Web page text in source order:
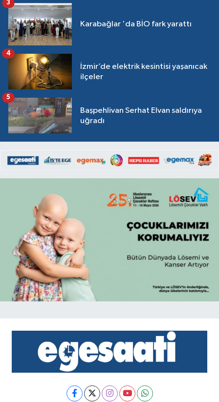
Karabağlar 'da BİO fark yarattı
3
İzmir’de elektrik kesintisi yaşanıcak
ilçeler
4
Başpehlivan Serhat Elvan saldırıya
uğradı
5